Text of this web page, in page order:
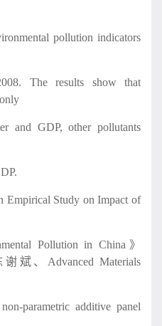
pollution indicators
The results show that
and GDP, other pollutants
Study on Impact of
Pollution in China》
斌、Advanced Materials
parametric additive panel